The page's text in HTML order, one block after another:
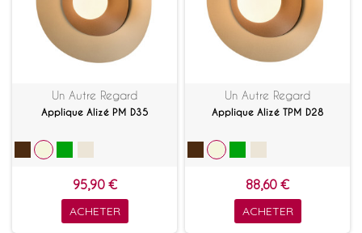
Un Autre Regard
Applique Alizé PM D35
95,90 €
ACHETER
Un Autre Regard
Applique Alizé TPM D28
88,60 €
ACHETER